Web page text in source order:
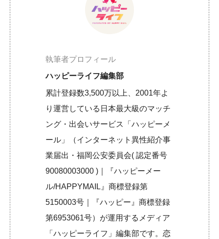
執筆者プロフィール
ハッピーライフ編集部
累計登録数3,500万以上、2001年よ
り運営している日本最大級のマッチ
ング・出会いサービス「ハッピーメ
ール」（インターネット異性紹介事
業届出・福岡公安委員会( 認定番号
90080003000 )｜『ハッピーメー
ル/HAPPYMAIL』商標登録第
5150003号｜『ハッピー』商標登録
第6953061号）が運用するメディア
「ハッピーライフ」編集部です。恋